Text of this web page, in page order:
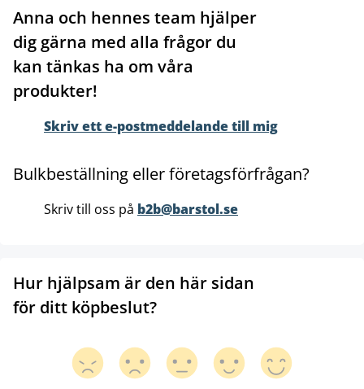
Anna och hennes team hjälper
dig gärna med alla frågor du
kan tänkas ha om våra
produkter!
Skriv ett e-postmeddelande till mig
Bulkbeställning eller företagsförfrågan?
Skriv till oss på b2b@barstol.se
Hur hjälpsam är den här sidan
för ditt köpbeslut?